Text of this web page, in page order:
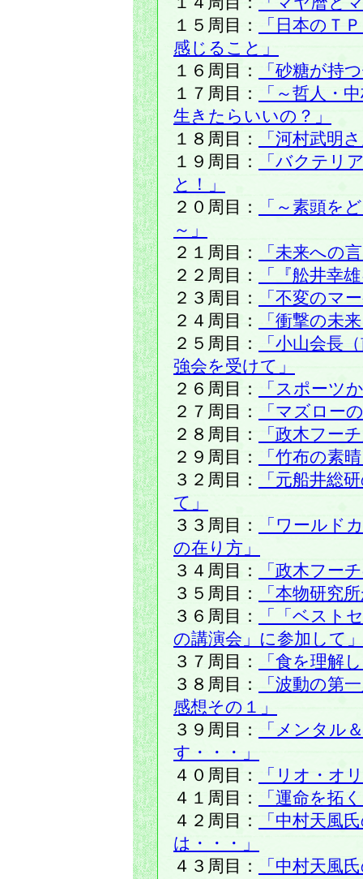
１５周目：
「日本のＴ
感じること」
１６周目：
「砂糖が持
１７周目：
「～哲人・
生きたらいいの？」
１８周目：
「河村武明
１９周目：
「バクテリ
と！」
２０周目：
「～素頭を
～」
２１周目：
「未来への
２２周目：
「『舩井幸
２３周目：
「不変のマ
２４周目：
「衝撃の未
２５周目：
「小山会長
強会を受けて」
２６周目：
「スポーツ
２７周目：
「マズロー
２８周目：
「政木フー
２９周目：
「竹布の素
３２周目：
「元船井総
て」
３３周目：
「ワールド
の在り方」
３４周目：
「政木フー
３５周目：
「本物研究
３６周目：
「「ベスト
の講演会」に参加して」
３７周目：
「食を理解
３８周目：
「波動の第
感想その１」
３９周目：
「メンタル
す・・・」
４０周目：
「リオ・オ
４１周目：
「運命を拓
４２周目：
「中村天風
は・・・」
４３周目：
「中村天風